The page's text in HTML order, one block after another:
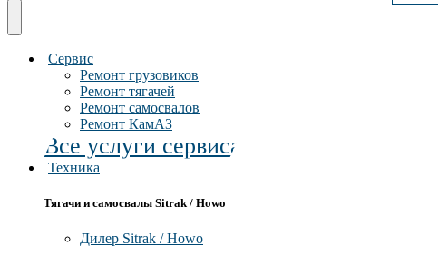
Сервис
Ремонт грузовиков
Ремонт тягачей
Ремонт самосвалов
Ремонт КамАЗ
Все услуги сервиса
Техника
Тягачи и самосвалы Sitrak / Howo
Дилер Sitrak / Howo